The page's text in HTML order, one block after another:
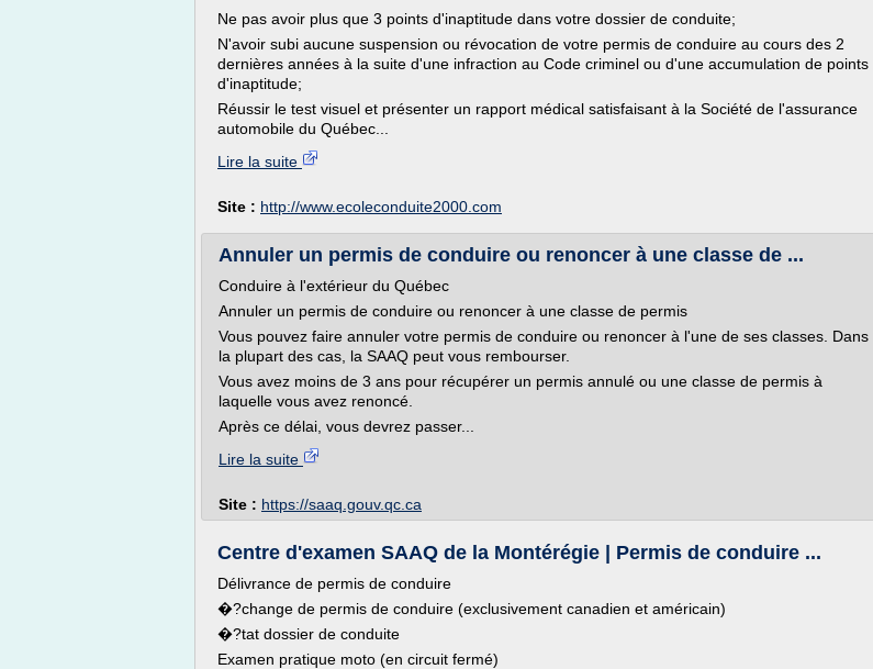
Ne pas avoir plus que 3 points d'inaptitude dans votre dossier de conduite;
N'avoir subi aucune suspension ou révocation de votre permis de conduire au cours des 2
dernières années à la suite d'une infraction au Code criminel ou d'une accumulation de points
d'inaptitude;
Réussir le test visuel et présenter un rapport médical satisfaisant à la Société de l'assurance
automobile du Québec...
Lire la suite
Site : http://www.ecoleconduite2000.com
Annuler un permis de conduire ou renoncer à une classe de ...
Conduire à l'extérieur du Québec
Annuler un permis de conduire ou renoncer à une classe de permis
Vous pouvez faire annuler votre permis de conduire ou renoncer à l'une de ses classes. Dans
la plupart des cas, la SAAQ peut vous rembourser.
Vous avez moins de 3 ans pour récupérer un permis annulé ou une classe de permis à
laquelle vous avez renoncé.
Après ce délai, vous devrez passer...
Lire la suite
Site : https://saaq.gouv.qc.ca
Centre d'examen SAAQ de la Montérégie | Permis de conduire ...
Délivrance de permis de conduire
�?change de permis de conduire (exclusivement canadien et américain)
�?tat dossier de conduite
Examen pratique moto (en circuit fermé)